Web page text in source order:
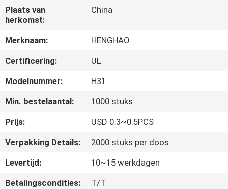
SHOW
OVER
ONS
KWALITEITSCONTROLE
CONTACTEER
Plaats van
herkomst:
China
Merknaam:
HENGHAO
Certificering:
UL
Modelnummer:
H31
Min. bestelaantal:
1000 stuks
Prijs:
USD 0.3~0.5PCS
Verpakking Details:
2000 stuks per doos
Levertijd:
10~15 werkdagen
Betalingscondities:
T/T